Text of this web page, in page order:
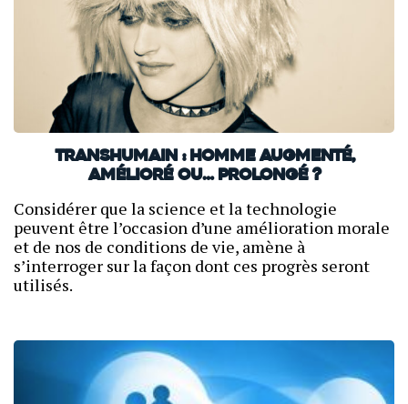
Transhumain : homme augmenté,
amélioré ou… prolongé ?
Considérer que la science et la technologie
peuvent être l’occasion d’une amélioration morale
et de nos de conditions de vie, amène à
s’interroger sur la façon dont ces progrès seront
utilisés.